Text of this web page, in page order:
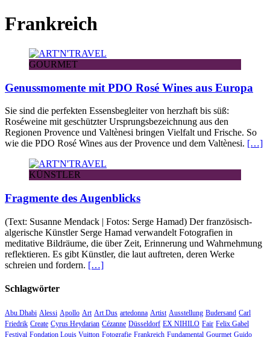
Frankreich
GOURMET
Genussmomente mit PDO Rosé Wines aus Europa
Sie sind die perfekten Essensbegleiter von herzhaft bis süß:
Roséweine mit geschützter Ursprungsbezeichnung aus den
Regionen Provence und Valtènesi bringen Vielfalt und Frische. So
wie die PDO Rosé Wines aus der Provence und dem Valtènesi. […]
KÜNSTLER
Fragmente des Augenblicks
(Text: Susanne Mendack | Fotos: Serge Hamad) Der französisch-
algerische Künstler Serge Hamad verwandelt Fotografien in
meditative Bildräume, die über Zeit, Erinnerung und Wahrnehmung
reflektieren. Es gibt Künstler, die laut auftreten, deren Werke
schreien und fordern. […]
Schlagwörter
Abu Dhabi Alessi Apollo Art Art Dus artedonna Artist Ausstellung Budersand Carl
Friedrik Create Cyrus Heydarian Cézanne Düsseldorf EX NIHILO Fair Felix Gabel
Festival Fondation Louis Vuitton Fotografie Frankreich Fundamental Gourmet Guido